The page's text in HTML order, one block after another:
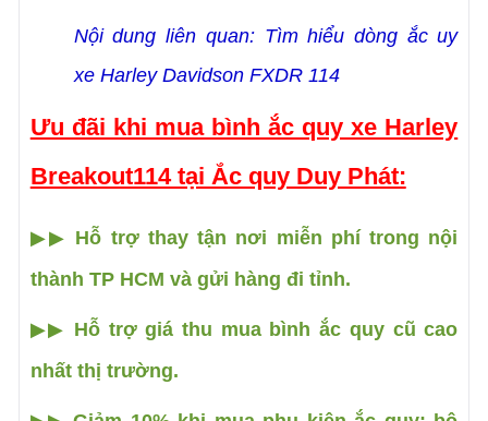
Nội dung liên quan: Tìm hiểu dòng ắc uy
xe Harley Davidson FXDR 114
Ưu đãi khi mua bình ắc quy xe Harley
Breakout114 tại Ắc quy Duy Phát:
▶▶ Hỗ trợ thay tận nơi miễn phí trong nội
thành TP HCM và gửi hàng đi tỉnh.
▶▶ Hỗ trợ giá thu mua bình ắc quy cũ cao
nhất thị trường.